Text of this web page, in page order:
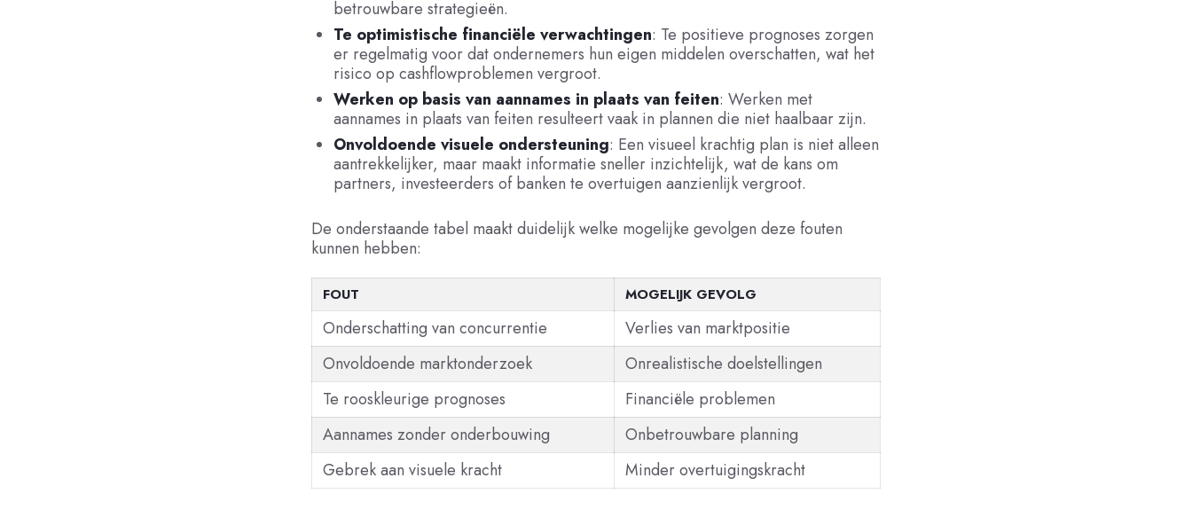
betrouwbare strategieën.
Te optimistische financiële verwachtingen: Te positieve prognoses zorgen
er regelmatig voor dat ondernemers hun eigen middelen overschatten, wat het
risico op cashflowproblemen vergroot.
Werken op basis van aannames in plaats van feiten: Werken met
aannames in plaats van feiten resulteert vaak in plannen die niet haalbaar zijn.
Onvoldoende visuele ondersteuning: Een visueel krachtig plan is niet alleen
aantrekkelijker, maar maakt informatie sneller inzichtelijk, wat de kans om
partners, investeerders of banken te overtuigen aanzienlijk vergroot.
De onderstaande tabel maakt duidelijk welke mogelijke gevolgen deze fouten
kunnen hebben:
FOUT MOGELIJK GEVOLG
Onderschatting van concurrentie
Verlies van marktpositie
Onvoldoende marktonderzoek
Onrealistische doelstellingen
Te rooskleurige prognoses
Financiële problemen
Aannames zonder onderbouwing
Onbetrouwbare planning
Gebrek aan visuele kracht
Minder overtuigingskracht